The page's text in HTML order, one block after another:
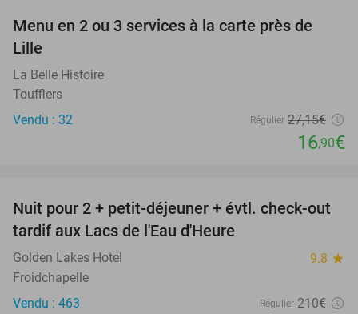
38%
Menu en 2 ou 3 services à la carte près de
Lille
La Belle Histoire
Toufflers
Vendu : 32
Régulier 27,15€
16,90€
40%
Nuit pour 2 + petit-déjeuner + évtl. check-out
tardif aux Lacs de l'Eau d'Heure
Golden Lakes Hotel 9.8 star
Froidchapelle
Vendu : 463
Régulier 210€